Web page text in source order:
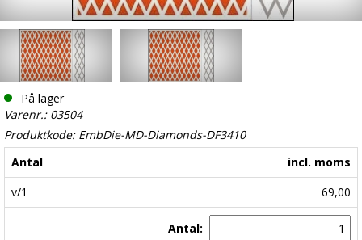
På lager
Varenr.: 03504
Produktkode: EmbDie-MD-Diamonds-DF3410
Antal
incl. moms
v/1
69,00
Antal: